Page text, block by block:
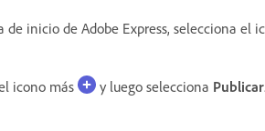
de inicio de Adobe Express, selecciona el
icono más y luego selecciona Publicar.